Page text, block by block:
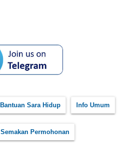
Bantuan Sara Hidup Info Umum
Semakan Permohonan